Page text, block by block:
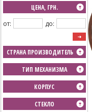
ЦЕНА, ГРН.
от:
до:
СТРАНА ПРОИЗВОДИТЕЛЬ
ТИП МЕХАНИЗМА
КОРПУС
СТЕКЛО